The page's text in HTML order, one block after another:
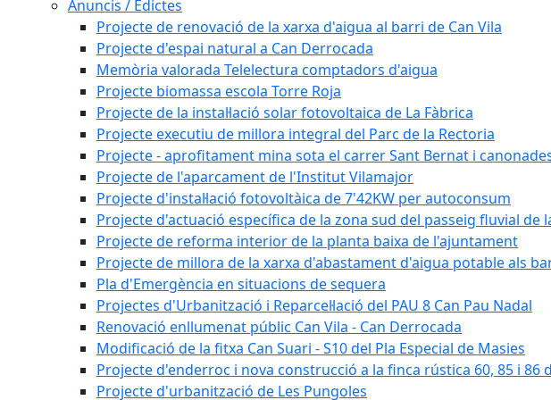
Anuncis / Edictes
Projecte de renovació de la xarxa d'aigua al barri de Can Vila
Projecte d'espai natural a Can Derrocada
Memòria valorada Telelectura comptadors d'aigua
Projecte biomassa escola Torre Roja
Projecte de la instal·lació solar fotovoltaica de La Fàbrica
Projecte executiu de millora integral del Parc de la Rectoria
Projecte - aprofitament mina sota el carrer Sant Bernat i
Projecte de l'aparcament de l'Institut Vilamajor
Projecte d'instal·lació fotovoltàica de 7'42KW per autoconsum
Projecte d'actuació específica de la zona sud del passeig fluvial
Projecte de reforma interior de la planta baixa de l'ajuntament
Projecte de millora de la xarxa d'abastament d'aigua potable als
Pla d'Emergència en situacions de sequera
Projectes d'Urbanització i Reparcel·lació del PAU 8 Can Pau Nadal
Renovació enllumenat públic Can Vila - Can Derrocada
Modificació de la fitxa Can Suari - S10 del Pla Especial de Masies
Projecte d'enderroc i nova construcció a la finca rústica 60, 85 i 86
Projecte d'urbanització de Les Pungoles